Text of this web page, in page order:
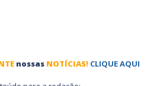
nossas NOTÍCIAS! CLIQUE AQUI